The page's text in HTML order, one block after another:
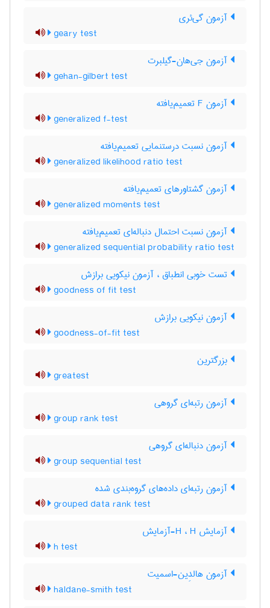
آزمون گی‌ئری
geary test
آزمون جی‌هان-گیلبرت
gehan-gilbert test
آزمون F تعمیم‌یافته
generalized f-test
آزمون نسبت درستنمایی تعمیم‌یافته
generalized likelihood ratio test
آزمون گشتاورهای تعمیم‌یافته
generalized moments test
آزمون نسبت احتمال دنباله‌ای تعمیم‌یافته
generalized sequential probability ratio test
تست خوبی انطباق ، آزمون نیکویی برازش
goodness of fit test
آزمون نیکویی برازش
goodness-of-fit test
بزرگترین
greatest
آزمون رتبه‌ای گروهی
group rank test
آزمون دنباله‌ای گروهی
group sequential test
آزمون رتبه‌ای داده‌های گروه‌بندی شده
grouped data rank test
آزمایش H ، H-آزمایش
h test
آزمون هالدِین-اسمیت
haldane-smith test